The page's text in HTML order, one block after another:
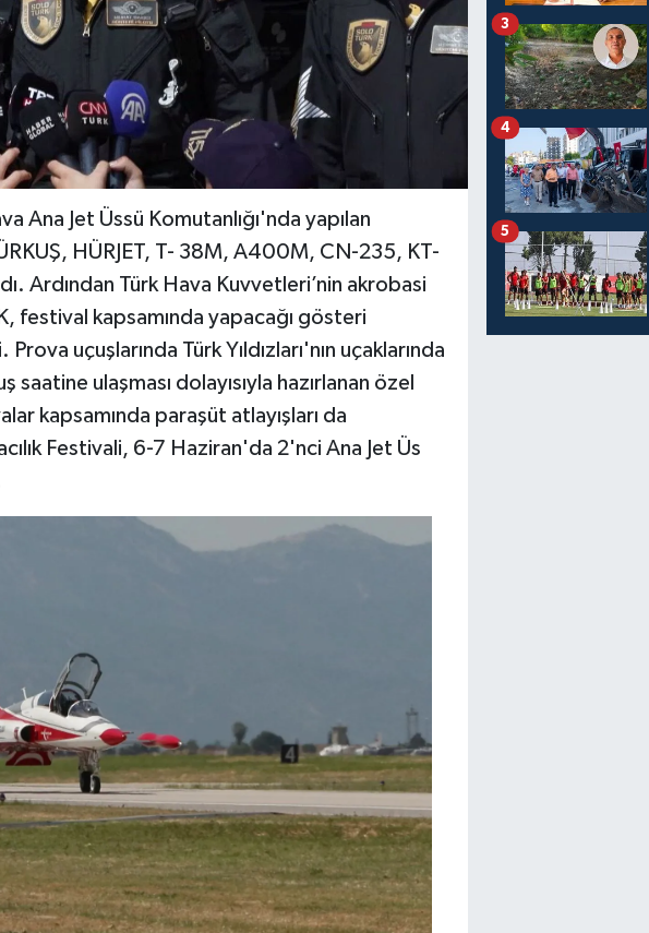
Ana Jet Üssü Komutanlığı'nda yapılan
HÜRJET, T- 38M, A400M, CN-235, KT-
Ardından Türk Hava Kuvvetleri’nin akrobasi
festival kapsamında yapacağı gösteri
uçuşlarında Türk Yıldızları'nın uçaklarında
saatine ulaşması dolayısıyla hazırlanan özel
kapsamında paraşüt atlayışları da
Festivali, 6-7 Haziran'da 2'nci Ana Jet Üs
3
4
5